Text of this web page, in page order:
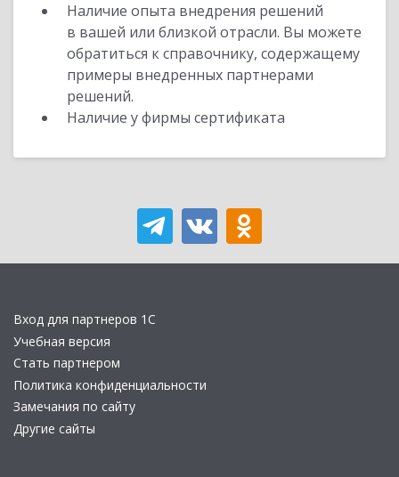
Наличие опыта внедрения решений
в вашей или близкой отрасли. Вы можете
обратиться к справочнику, содержащему
примеры внедренных партнерами
решений.
Наличие у фирмы сертификата
Вход для партнеров 1С
Учебная версия
Стать партнером
Политика конфиденциальности
Замечания по сайту
Другие сайты